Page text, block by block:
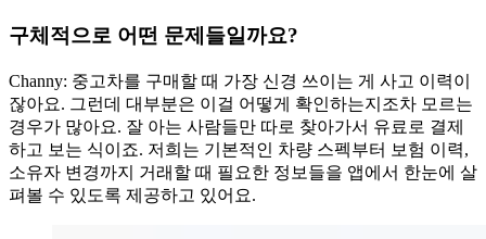
구체적으로 어떤 문제들일까요?
Channy: 중고차를 구매할 때 가장 신경 쓰이는 게 사고 이력이
잖아요. 그런데 대부분은 이걸 어떻게 확인하는지조차 모르는
경우가 많아요. 잘 아는 사람들만 따로 찾아가서 유료로 결제
하고 보는 식이죠. 저희는 기본적인 차량 스펙부터 보험 이력,
소유자 변경까지 거래할 때 필요한 정보들을 앱에서 한눈에 살
펴볼 수 있도록 제공하고 있어요.